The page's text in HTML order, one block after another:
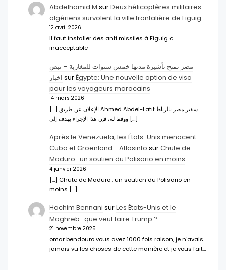
Abdelhamid M surDeux hélicoptères militaires
algériens survolent la ville frontalière de Figuig
12 avril 2026
Il faut installer des anti missiles à Figuig c
inacceptable
مصر تمنح تأشيرة مدتها خمس سنوات للمغاربة – نبض
اخبار surÉgypte: Une nouvelle option de visa
pour les voyageurs marocains
14 mars 2026
[…] الإعلان عن طريق Ahmed Abdel-Latifسفير مصر بالرباط.
ووفقا له، فإن هذا الإجراء يهدف إلى […]
Après le Venezuela, les États-Unis menacent
Cuba et Groenland - Atlasinfo surChute de
Maduro : un soutien du Polisario en moins
4 janvier 2026
[…] Chute de Maduro : un soutien du Polisario en
moins […]
Hachim Bennani surLes États-Unis et le
Maghreb : que veut faire Trump ?
21 novembre 2025
omar bendouro vous avez 1000 fois raison, je n'avais
jamais vu les choses de cette manière et je vous fait…